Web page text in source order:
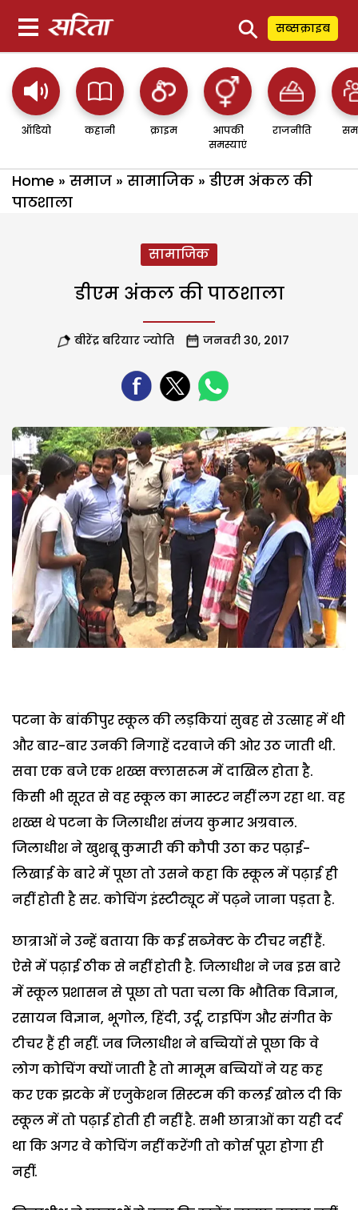
⚲ सब्सक्राइब
ऑडियो कहानी क्राइम
आपकी
समस्याएं
राजनीति
Home » समाज » सामाजिक » डीएम अंकल की
पाठशाला
सामाजिक
डीएम अंकल की पाठशाला
बीरेंद्र बरियार ज्योति जनवरी 30, 2017
पटना के बांकीपुर स्कूल की लड़कियां सुबह से उत्साह में थी
और बार-बार उनकी निगाहें दरवाजे की ओर उठ जाती थी.
सवा एक बजे एक शख्स क्लासरूम में दाखिल होता है.
किसी भी सूरत से वह स्कूल का मास्टर नहीं लग रहा था. वह
शख्स थे पटना के जिलाधीश संजय कुमार अग्रवाल.
जिलाधीश ने खुशबू कुमारी की कौपी उठा कर पढ़ाई-
लिखाई के बारे में पूछा तो उसने कहा कि स्कूल में पढ़ाई ही
नहीं होती है सर. कोचिंग इंस्टीट्यूट में पढ़ने जाना पड़ता है.
छात्राओं ने उन्हें बताया कि कई सब्जेक्ट के टीचर नहीं हैं.
ऐसे में पढ़ाई ठीक से नहीं होती है. जिलाधीश ने जब इस बारे
में स्कूल प्रशासन से पूछा तो पता चला कि भौतिक विज्ञान,
रसायन विज्ञान, भूगोल, हिंदी, उर्दू, टाइपिंग और संगीत के
टीचर हैं ही नहीं. जब जिलाधीश ने बच्चियों से पूछा कि वे
लोग कोचिंग क्यों जाती है तो मामूम बच्चियों ने यह कह
कर एक झटके में एजुकेशन सिस्टम की कलई खोल दी कि
स्कूल में तो पढ़ाई होती ही नहीं है. सभी छात्राओं का यही दर्द
था कि अगर वे कोचिंग नहीं करेंगी तो कोर्स पूरा होगा ही
नहीं.